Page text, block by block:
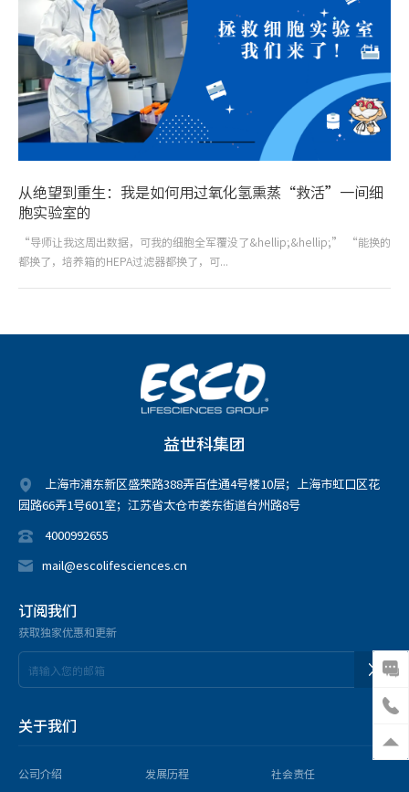
从绝望到重生：我是如何用过氧化氢熏蒸“救活”一间细
胞实验室的
“导师让我这周出数据，可我的细胞全军覆没了&hellip;&hellip;” “能换的
都换了，培养箱的HEPA过滤器都换了，可...
益世科集团
上海市浦东新区盛荣路388弄百佳通4号楼10层；上海市虹口区花
园路66弄1号601室；江苏省太仓市娄东街道台州路8号
4000992655
mail@escolifesciences.cn
订阅我们
获取独家优惠和更新
关于我们
公司介绍 发展历程
社会责任